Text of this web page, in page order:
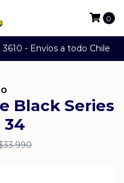
- Envíos a todo Chile
0
Black Series
34